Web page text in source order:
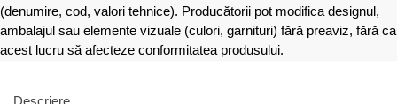
(denumire, cod, valori tehnice). Producătorii pot modifica designul,
ambalajul sau elemente vizuale (culori, garnituri) fără preaviz, fără ca
acest lucru să afecteze conformitatea produsului.